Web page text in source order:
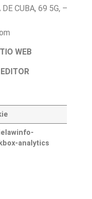
CUBA, 69 5G, –
WEB
analytics